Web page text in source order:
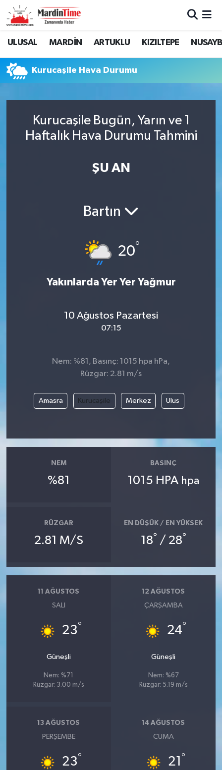
ULUSAL MARDİN ARTUKLU KIZILTEPE
Kurucaşile Hava Durumu
Kurucaşile Bugün, Yarın ve 1
Haftalık Hava Durumu Tahmini
ŞU AN
Bartın
20°
Yakınlarda Yer Yer Yağmur
10 Ağustos Pazartesi
07:15
Nem: %81, Basınç: 1015 hpa hPa,
Rüzgar: 2.81 m/s
Amasra Kurucaşile Merkez Ulus
NEM
%81
BASINÇ
1015 HPA hpa
RÜZGAR
2.81 M/S
EN DÜŞÜK / EN YÜKSEK
18° / 28°
11 AĞUSTOS
SALI
23°
Güneşli
Nem: %71
Rüzgar: 3.00 m/s
12 AĞUSTOS
ÇARŞAMBA
24°
Güneşli
Nem: %67
Rüzgar: 5.19 m/s
13 AĞUSTOS
PERŞEMBE
23°
14 AĞUSTOS
CUMA
21 °
Mardin Nöbetçi Eczaneler
Mardin Trafik Yoğunluk Haritası
Süper Lig Puan Durumu ve Fikstür